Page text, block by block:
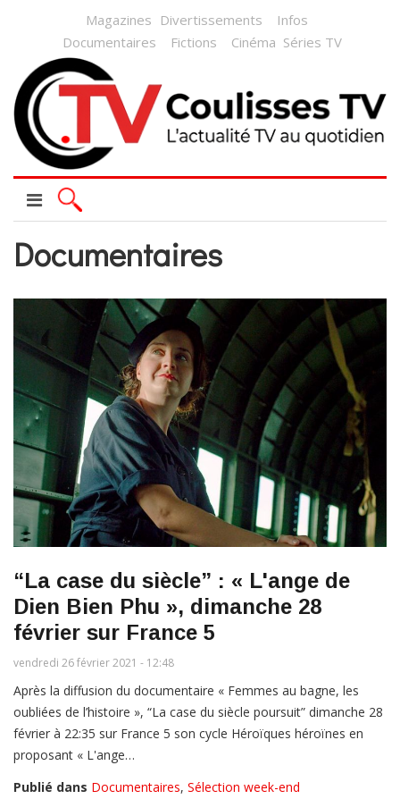
Magazines Divertissements
Infos
Documentaires
Fictions Cinéma Séries TV
Documentaires
“La case du siècle” : « L'ange de
Dien Bien Phu », dimanche 28
février sur France 5
vendredi 26 février 2021 - 12:48
Après la diffusion du documentaire « Femmes au bagne, les
oubliées de l’histoire », “La case du siècle poursuit” dimanche 28
février à 22:35 sur France 5 son cycle Héroïques héroïnes en
proposant « L'ange…
Publié dans Documentaires, Sélection week-end